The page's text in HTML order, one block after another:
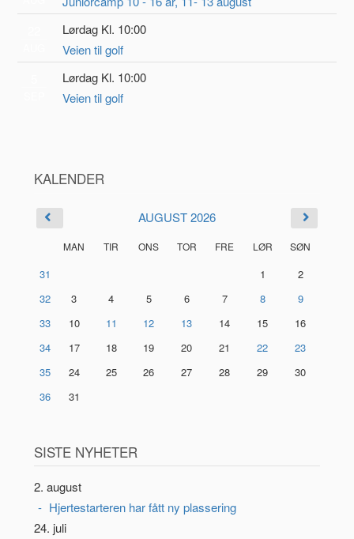
Lørdag Kl. 10:00
Veien til golf
Lørdag Kl. 10:00
Veien til golf
KALENDER
AUGUST 2026
MAN TIR ONS TOR FRE LØR SØN
31 1
2
32
3 4 5 6 7 8
9
33
10 11 12 13 14 15
16
34
17 18 19 20 21 22
23
35
24 25 26 27 28 29
30
36
31
SISTE NYHETER
2. august
Hjertestarteren har fått ny plassering
24. juli